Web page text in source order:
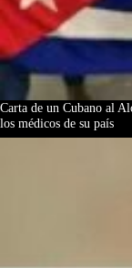
Carta de un Cubano al
los médicos de su país